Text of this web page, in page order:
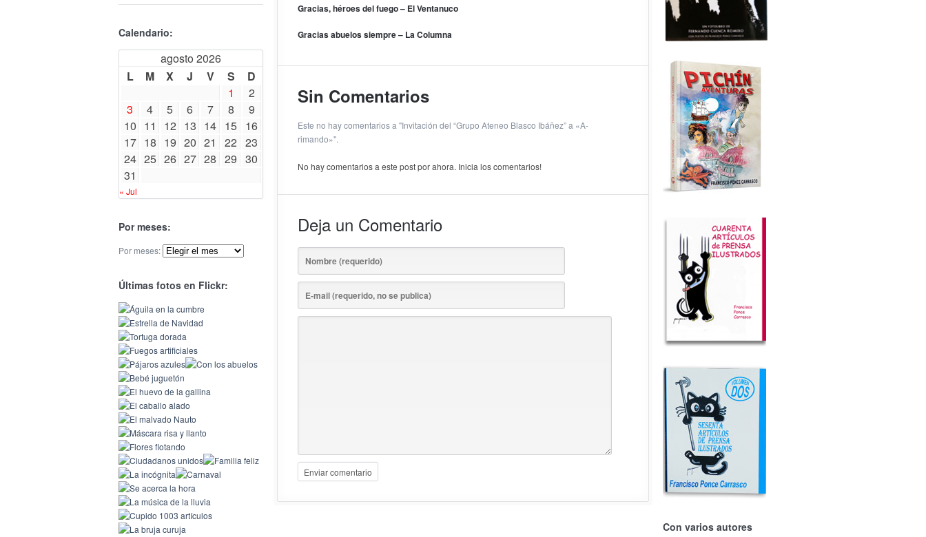
Calendario:
agosto 2026
L
M X J V S
D
1
2
3
4 5 6 7 8
9
10 11 12 13 14 15 16
17 18 19 20 21 22 23
24 25 26 27 28 29 30
31
« Jul
Por meses:
Por meses:
Últimas fotos en Flickr:
Con varios autores
Gracias, héroes del fuego – El Ventanuco
Gracias abuelos siempre – La Columna
Sin Comentarios
Este no hay comentarios a "Invitación del “Grupo Ateneo Blasco Ibáñez” a «A-
rimando»".
No hay comentarios a este post por ahora. Inicia los comentarios!
Deja un Comentario